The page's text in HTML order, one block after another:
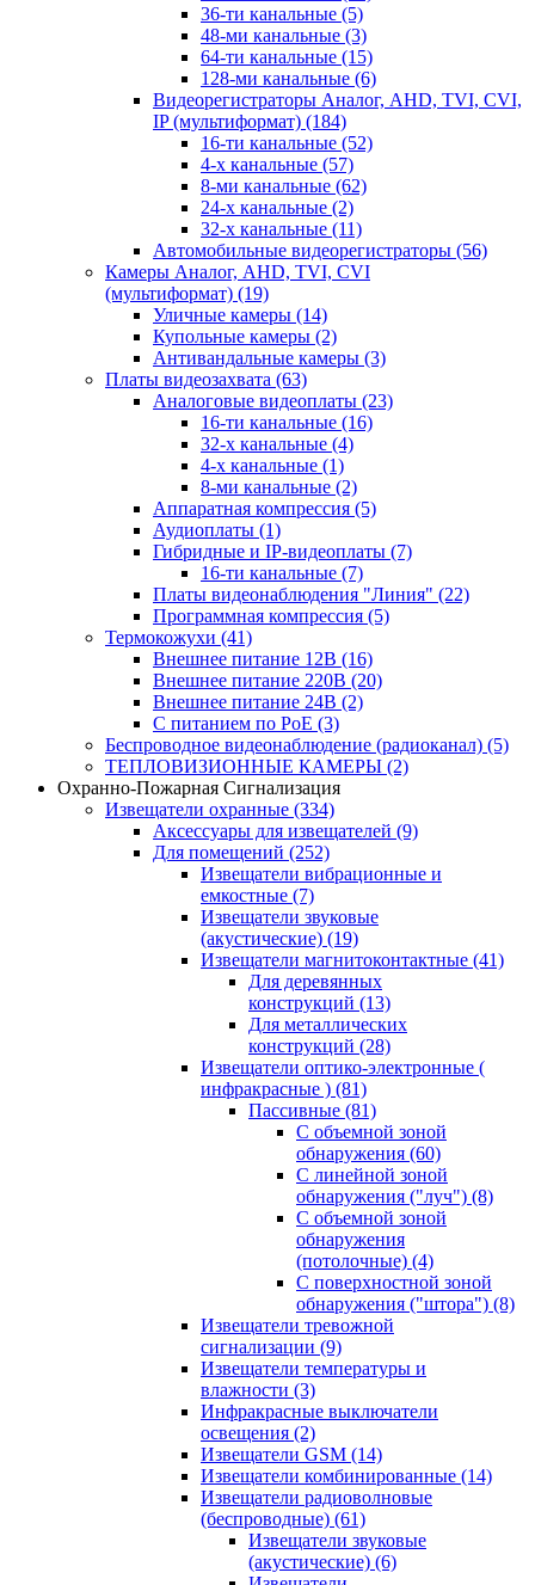
36-ти канальные (5)
48-ми канальные (3)
64-ти канальные (15)
128-ми канальные (6)
Видеорегистраторы Аналог, AHD, TVI, CVI,
IP (мультиформат) (184)
16-ти канальные (52)
4-х канальные (57)
8-ми канальные (62)
24-х канальные (2)
32-х канальные (11)
Автомобильные видеорегистраторы (56)
Камеры Аналог, AHD, TVI, CVI
(мультиформат) (19)
Уличные камеры (14)
Купольные камеры (2)
Антивандальные камеры (3)
Платы видеозахвата (63)
Аналоговые видеоплаты (23)
16-ти канальные (16)
32-х канальные (4)
4-х канальные (1)
8-ми канальные (2)
Аппаратная компрессия (5)
Аудиоплаты (1)
Гибридные и IP-видеоплаты (7)
16-ти канальные (7)
Платы видеонаблюдения "Линия" (22)
Программная компрессия (5)
Термокожухи (41)
Внешнее питание 12В (16)
Внешнее питание 220В (20)
Внешнее питание 24В (2)
С питанием по PoE (3)
Беспроводное видеонаблюдение (радиоканал) (5)
ТЕПЛОВИЗИОННЫЕ КАМЕРЫ (2)
Охранно-Пожарная Сигнализация
Извещатели охранные (334)
Аксессуары для извещателей (9)
Для помещений (252)
Извещатели вибрационные и
емкостные (7)
Извещатели звуковые
(акустические) (19)
Извещатели магнитоконтактные (41)
Для деревянных
конструкций (13)
Для металлических
конструкций (28)
Извещатели оптико-электронные (
инфракрасные ) (81)
Пассивные (81)
С объемной зоной
обнаружения (60)
С линейной зоной
обнаружения ("луч") (8)
С объемной зоной
обнаружения
(потолочные) (4)
С поверхностной зоной
обнаружения ("штора") (8)
Извещатели тревожной
сигнализации (9)
Извещатели температуры и
влажности (3)
Инфракрасные выключатели
освещения (2)
Извещатели GSM (14)
Извещатели комбинированные (14)
Извещатели радиоволновые
(беспроводные) (61)
Извещатели звуковые
(акустические) (6)